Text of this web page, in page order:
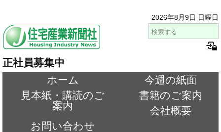
2026年8月9日 日曜日
正社員募集中
ホーム
今週の紙面
見本紙・購読のご
案内
書籍のご案内
会社概要
お問い合わせ